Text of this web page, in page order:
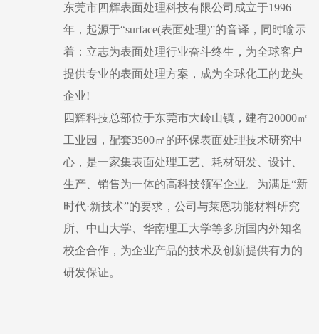
东莞市四辉表面处理科技有限公司成立于1996
年，起源于“surface(表面处理)”的音译，同时喻示
着：立志为表面处理行业奋斗终生，为全球客户
提供专业的表面处理方案，成为全球化工的龙头
企业!
四辉科技总部位于东莞市大岭山镇，建有20000㎡
工业园，配套3500㎡的环保表面处理技术研究中
心，是一家集表面处理工艺、耗材研发、设计、
生产、销售为一体的高科技领军企业。为满足“新
时代·新技术”的要求，公司与莱恩功能材料研究
所、中山大学、华南理工大学等多所国内外知名
校企合作，为企业产品的技术及创新提供有力的
研发保证。